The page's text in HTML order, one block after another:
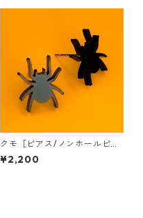
クモ［ピアス/ノンホールピア
ス］
¥2,200